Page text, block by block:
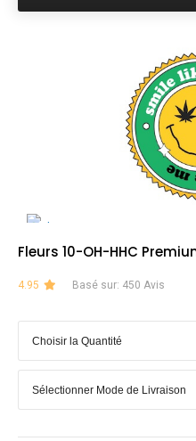
Fleurs 10-OH-HHC
4.95 Basé sur: 450 Avis